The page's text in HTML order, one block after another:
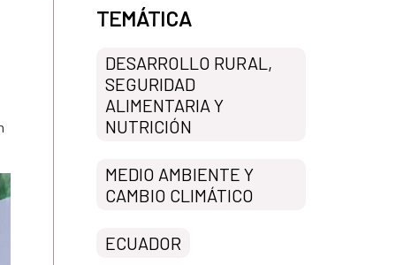
TEMÁTICA
DESARROLLO RURAL,
SEGURIDAD
ALIMENTARIA Y
NUTRICIÓN
MEDIO AMBIENTE Y
CAMBIO CLIMÁTICO
ECUADOR